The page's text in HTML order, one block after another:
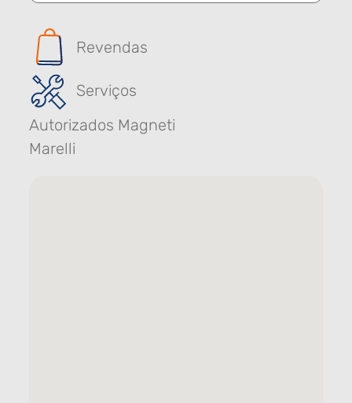
Revendas
Serviços
Autorizados Magneti
Marelli